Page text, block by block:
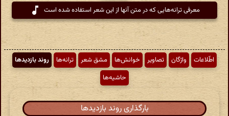
معرفی ترانه‌هایی که در متن آنها از این شعر استفاده شده است
اطّلاعات واژگان تصاویر خوانش‌ها مشق شعر ترانه‌ها
روند بازدیدها
حاشیه‌ها
بارگذاری روند بازدیدها